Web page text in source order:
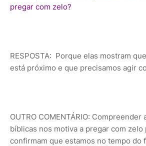
pregar com zelo?
RESPOSTA: Porque elas mostram
está próximo e que precisamos agir
OUTRO COMENTÁRIO: Compreender
bíblicas nos motiva a pregar com zelo
confirmam que estamos no tempo do